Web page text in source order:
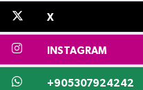
X
INSTAGRAM
+905307924242